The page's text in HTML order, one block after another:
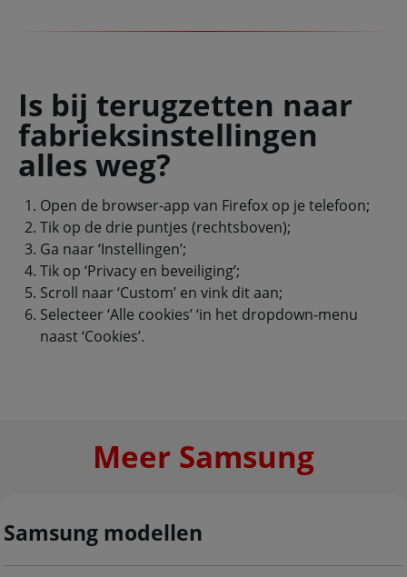
Is bij terugzetten naar
fabrieksinstellingen
alles weg?
Open de browser-app van Firefox op je telefoon;
Tik op de drie puntjes (rechtsboven);
Ga naar ‘Instellingen’;
Tik op ‘Privacy en beveiliging’;
Scroll naar ‘Custom’ en vink dit aan;
Selecteer ‘Alle cookies’ ‘in het dropdown-menu
naast ‘Cookies’.
Meer Samsung
Samsung modellen